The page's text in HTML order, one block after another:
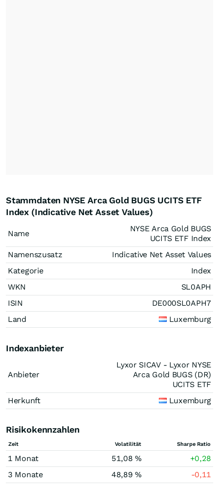
Stammdaten NYSE Arca Gold BUGS UCITS ETF
Index (Indicative Net Asset Values)
Name
NYSE Arca Gold BUGS
UCITS ETF Index
Namenszusatz
Indicative Net Asset Values
Kategorie
Index
WKN
SL0APH
ISIN
DE000SL0APH7
Land
Luxemburg
Indexanbieter
Anbieter
Lyxor SICAV - Lyxor NYSE
Arca Gold BUGS (DR)
UCITS ETF
Herkunft
Luxemburg
Risikokennzahlen
Zeit Volatilität Sharpe Ratio
1 Monat 51,08 %
+0,28
3 Monate
48,89 %
-0,11